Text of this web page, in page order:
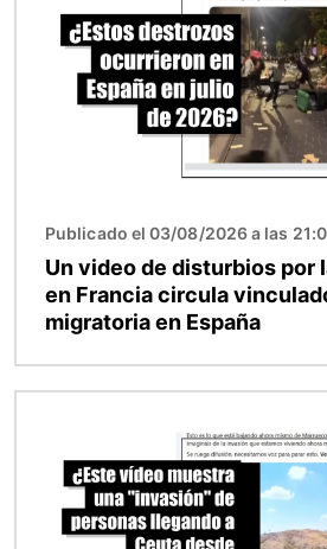
Publicado el 03/08/2026 a las
Un video de disturbios por
en Francia circula
migratoria en España